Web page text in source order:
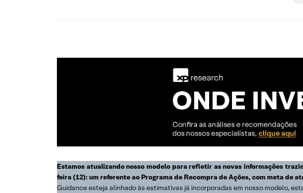
Estamos atualizando nosso modelo para refletir as novas informações
feira (12): um referente ao Programa de Recompra de Ações, com meta de
Guidance esteja alinhado às estimativas já incorporadas em nosso modelo,